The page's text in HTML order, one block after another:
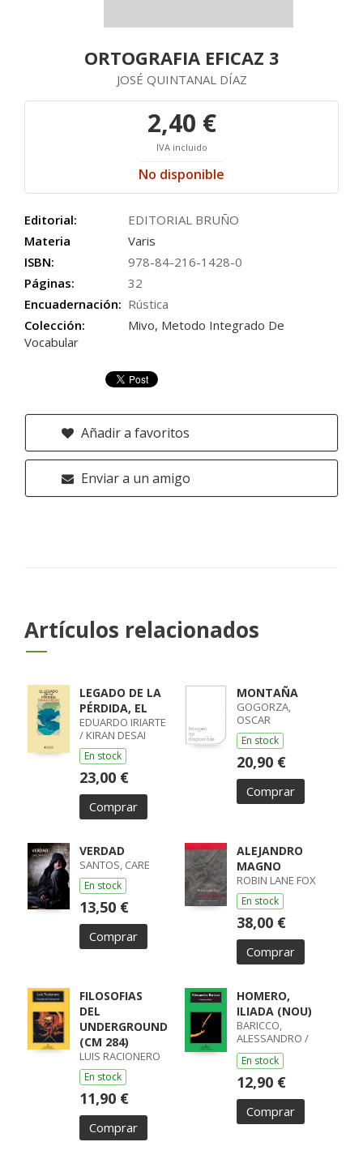
ORTOGRAFIA EFICAZ 3
JOSÉ QUINTANAL DÍAZ
2,40 €
IVA incluido
No disponible
Editorial:
EDITORIAL BRUÑO
Materia
Varis
ISBN:
978-84-216-1428-0
Páginas:
32
Encuadernación: Rústica
Colección:
Mivo, Metodo Integrado De
Vocabular
Añadir a favoritos
Enviar a un amigo
Artículos relacionados
LEGADO DE LA
PÉRDIDA, EL
EDUARDO IRIARTE
/ KIRAN DESAI
En stock
23,00 €
Comprar
MONTAÑA
GOGORZA,
OSCAR
En stock
20,90 €
Comprar
VERDAD
SANTOS, CARE
En stock
13,50 €
Comprar
ALEJANDRO
MAGNO
ROBIN LANE FOX
En stock
38,00 €
Comprar
FILOSOFIAS
DEL
UNDERGROUND
(CM 284)
LUIS RACIONERO
En stock
11,90 €
Comprar
HOMERO,
ILIADA (NOU)
BARICCO,
ALESSANDRO /
ALESSANDRO
BARICCO
En stock
12,90 €
Comprar